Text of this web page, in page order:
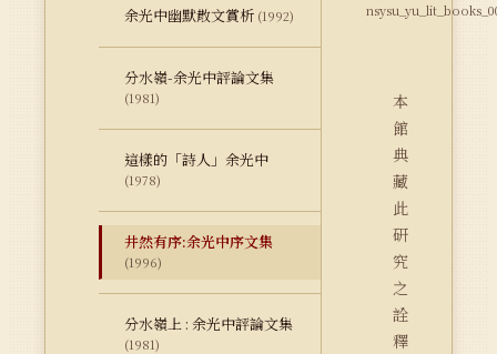
余光中幽默散文賞析 (1992)
分水嶺-余光中評論文集
(1981)
這樣的「詩人」余光中
(1978)
井然有序:余光中序文集
(1996)
分水嶺上 : 余光中評論文集
(1981)
本
館
典
藏
此
研
究
之
詮
釋